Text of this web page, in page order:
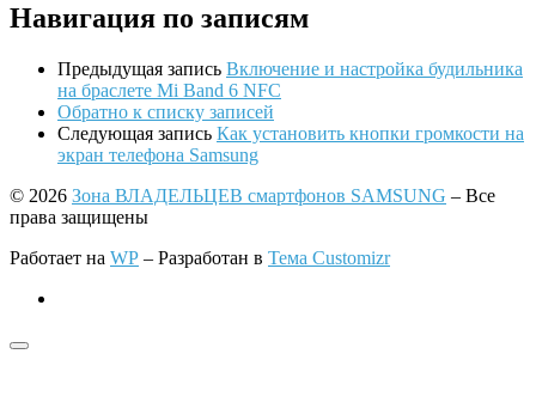
Навигация по записям
Предыдущая запись Включение и настройка будильника
на браслете Mi Band 6 NFC
Обратно к списку записей
Следующая запись Как установить кнопки громкости на
экран телефона Samsung
© 2026 Зона ВЛАДЕЛЬЦЕВ смартфонов SAMSUNG – Все
права защищены
Работает на WP – Разработан в Тема Customizr